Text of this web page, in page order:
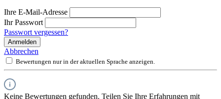
Ihre E-Mail-Adresse
Ihr Passwort
Passwort vergessen?
Anmelden
Abbrechen
Bewertungen nur in der aktuellen Sprache anzeigen.
Keine Bewertungen gefunden. Teilen Sie Ihre Erfahrungen mit